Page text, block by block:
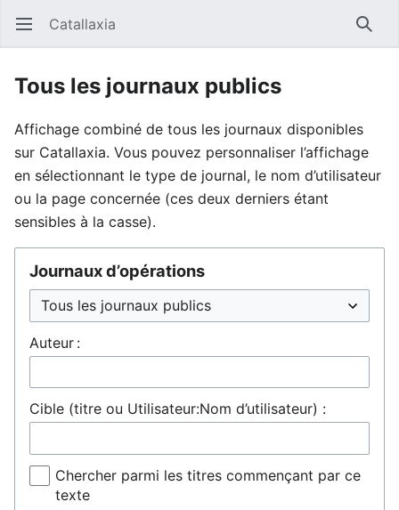
Ouvrir le menu principal Catallaxia
Tous les journaux publics
Affichage combiné de tous les journaux disponibles
sur Catallaxia. Vous pouvez personnaliser l’affichage
en sélectionnant le type de journal, le nom d’utilisateur
ou la page concernée (ces deux derniers étant
sensibles à la casse).
Journaux d’opérations
Auteur :
Cible (titre ou Utilisateur:Nom d’utilisateur) :
Chercher parmi les titres commençant par ce
texte